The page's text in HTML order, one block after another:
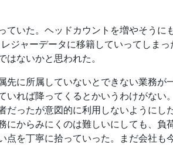
いた。ヘッドカウントを増やそうに
ジャーデータに移籍していってしま
ないかと思われた。
に所属していないとできない業務が
れば降ってくるとかいうわけがない
ったが意図的に利用しないようにし
からみにくのは難しいにしても、負
を丁寧に拾っていった。まだ会社も